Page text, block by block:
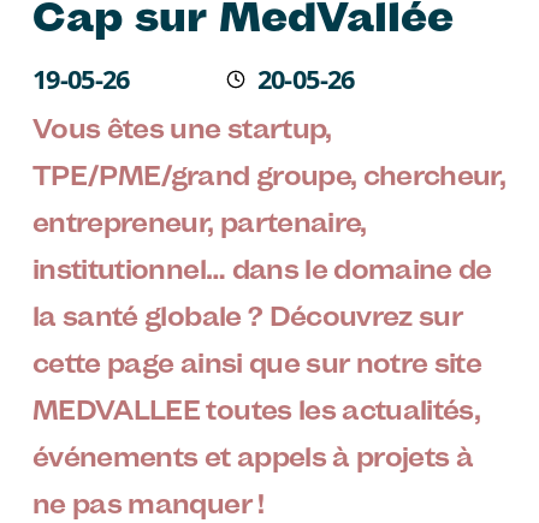
Cap sur MedVallée
Écrit le
19-05-26 Modifié
20-05-26
Vous êtes une startup,
TPE/PME/grand groupe, chercheur,
entrepreneur, partenaire,
institutionnel… dans le domaine de
la santé globale ? Découvrez sur
cette page ainsi que sur notre site
MEDVALLEE toutes les actualités,
événements et appels à projets à
ne pas manquer !